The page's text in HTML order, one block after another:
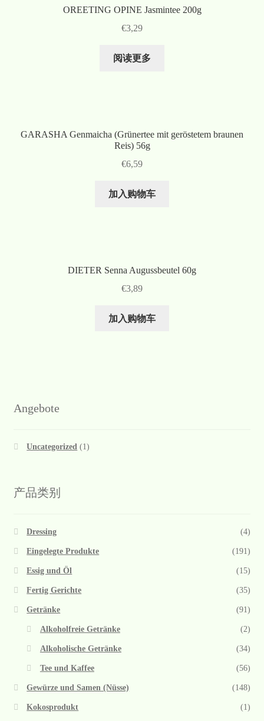
OREETING OPINE Jasmintee 200g
€3,29
阅读更多
GARASHA Genmaicha (Grünertee mit geröstetem braunen
Reis) 56g
€6,59
加入购物车
DIETER Senna Augussbeutel 60g
€3,89
加入购物车
Angebote
Uncategorized (1)
产品类别
Dressing (4)
Eingelegte Produkte (191)
Essig und Öl (15)
Fertig Gerichte (35)
Getränke (91)
Alkoholfreie Getränke (2)
Alkoholische Getränke (34)
Tee und Kaffee (56)
Gewürze und Samen (Nüsse) (148)
Kokosprodukt (1)